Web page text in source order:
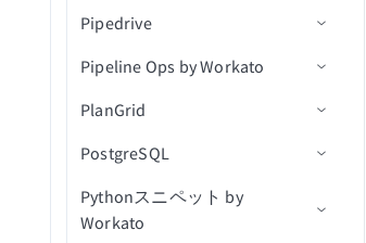
データをセルフサービスフ
キャンペーンまたはスマー
トキャンペーンをスケジュ
チ）
レコードをUpsert（async）
保存済み検索内の新規/更新
ッチ）
保存済み検索内の新規/更新
チ）
削除済み標準レコード
レコードの更新
レコードをバッチで更新
レコードを一括更新
レコードをバッチでUpsert
レコードを一括でUpsert
名前でグループを取得
グループメンバーを取得
ユーザー別の最近のログオ
オンイベントを取得
を生成
一覧表示（batch）
権限を一覧表示(バッチ)
権限を削除
ファイルを検索（バッチ）
ファイル内容を使用してフ
ァイルをアップロード
削除アクション
Run Custom SQL
ストアドプロシージャを実
ントリ
新規組織Atomフィードエン
トリ
新規レコード
新規レコード（バッチ）
新規/更新済みレコード
抽出消費を確認
レコードの作成
レコードを作成（バッチ）
ユーザーを作成
レコードの削除
新規/更新済みイベント
削除済みイベント
新規連絡先
新規/更新済み連絡先
新しいメール
カレンダーを作成
カレンダーイベントを作成
IDでカレンダーを取得
カレンダーを一覧表示
イベントのすべてのインス
タンスを一覧表示
トラブルシューティング
新規レコードトリガー
新規レコードバッチトリガ
ドトリガー
新規または更新済みレコー
ドバッチトリガー
アクション
レコード作成アクション
レコードの一括作成アクシ
るアクション
トリガー
新規インシデント
新規通知
アクション
インシデントにメモを追加
IDでインシデントを取得
ログエントリを一覧表示
コネクション設定
トリガー
削除済みオブジェクト
新規オブジェクト
新規または更新済みオブジ
ェクト
アクション
コンテンツワークフロース
アセットをコピー
Pipedrive
コネクション設定
コネクターのAPI v2へのアッ
Pipeline Ops by Workato
コネクション設定
同期完了トリガー（リアルタ
PlanGrid
コネクション設定
サポートされているオブジェ
クト
PostgreSQL
コネクション設定
Pythonスニペット by
Workato